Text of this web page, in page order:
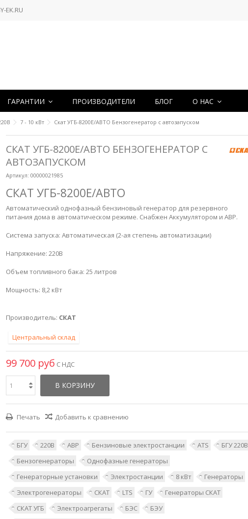
EK.RU
ГАРАНТИИ ПРОИЗВОДИТЕЛИ БЛОГ О НАС
7 - 10 кВт Скат УГБ-8200Е/АВТО Бензогенератор с автозапуском
СКАТ УГБ-8200Е/АВТО БЕНЗОГЕНЕРАТОР С
АВТОЗАПУСКОМ
Артикул: 00000021985
СКАТ УГБ-8200Е/АВТО
Автоматический однофазный бензиновый генератор для резервного
питания дома в автоматическом режиме. Снабжен Аккумулятором и АВР.
Система запуска: Автоматическая (2-ая степень автоматизации)
Напряжение: 220В
Объем топливного бака: 25 литров
Мощность: 8,2 кВт
Производитель: СКАТ
Центральный склад
99 700 руб С НДС
В КОРЗИНУ
Печать Добавить к сравнению
БГУ 220В АВР Бензиновые электростанции ATS
БГУ 220В
Бензогенераторы
Однофазные генераторы
Генераторные установки
Электростанции 8 кВт
Генераторы
Электрогенераторы
СКАТ LTS ГУ
Генераторы СКАТ
СКАТ УГБ
Электроагрегаты БЭС
БЭУ